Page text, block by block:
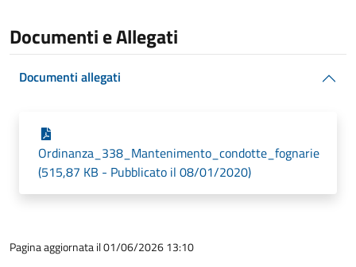
Documenti e Allegati
Documenti allegati
Ordinanza_338_Mantenimento_condotte_fognarie
(515,87 KB - Pubblicato il 08/01/2020)
Pagina aggiornata il 01/06/2026 13:10